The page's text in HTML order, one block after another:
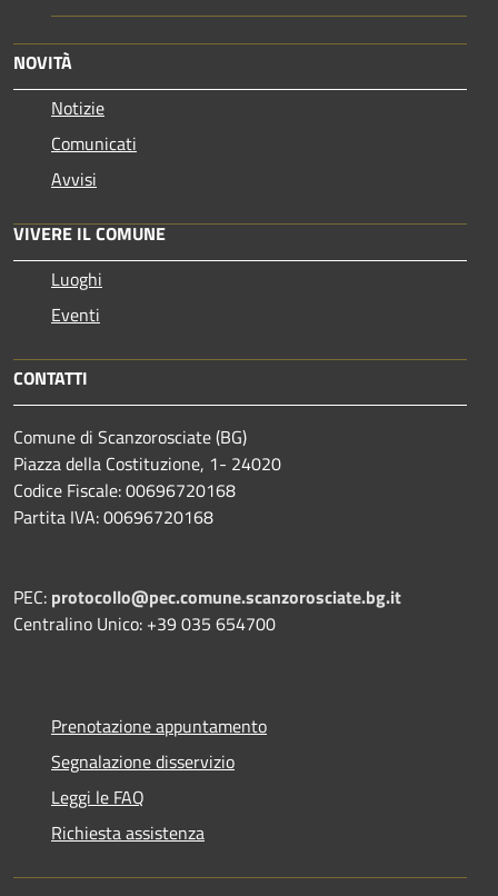
NOVITÀ
Notizie
Comunicati
Avvisi
VIVERE IL COMUNE
Luoghi
Eventi
CONTATTI
Comune di Scanzorosciate (BG)
Piazza della Costituzione, 1- 24020
Codice Fiscale: 00696720168
Partita IVA: 00696720168
PEC: protocollo@pec.comune.scanzorosciate.bg.it
Centralino Unico: +39 035 654700
Prenotazione appuntamento
Segnalazione disservizio
Leggi le FAQ
Richiesta assistenza